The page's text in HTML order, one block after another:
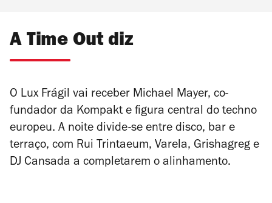
A Time Out diz
O LuxFrágil vai receber Michael Mayer, co-
fundador da Kompakt e figura central do techno
europeu. A noite divide-se entre disco, bar e
terraço, com Rui Trintaeum, Varela, Grishagreg e
DJ Cansada a completarem o alinhamento.